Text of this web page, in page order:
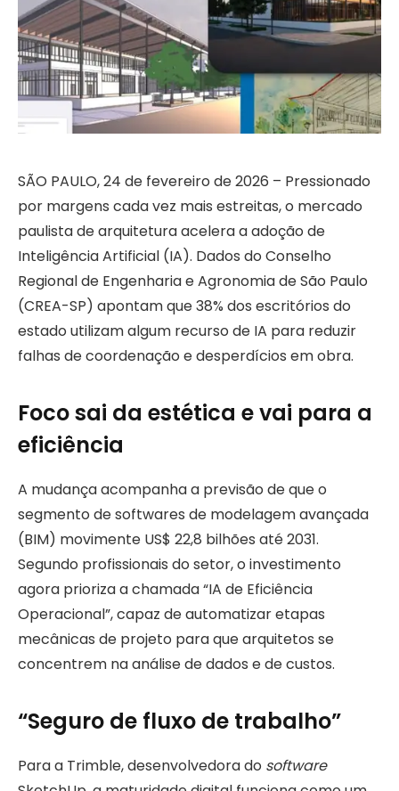
SÃO PAULO, 24 de fevereiro de 2026 – Pressionado
por margens cada vez mais estreitas, o mercado
paulista de arquitetura acelera a adoção de
Inteligência Artificial (IA). Dados do Conselho
Regional de Engenharia e Agronomia de São Paulo
(CREA-SP) apontam que 38% dos escritórios do
estado utilizam algum recurso de IA para reduzir
falhas de coordenação e desperdícios em obra.
Foco sai da estética e vai para a
eficiência
A mudança acompanha a previsão de que o
segmento de softwares de modelagem avançada
(BIM) movimente US$ 22,8 bilhões até 2031.
Segundo profissionais do setor, o investimento
agora prioriza a chamada “IA de Eficiência
Operacional”, capaz de automatizar etapas
mecânicas de projeto para que arquitetos se
concentrem na análise de dados e de custos.
“Seguro de fluxo de trabalho”
Para a Trimble, desenvolvedora do software